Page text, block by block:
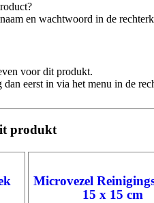
en wachtwoord in de
voor dit produkt.
eerst in via het menu in de
produkt
Microvezel
15 x 15 cm